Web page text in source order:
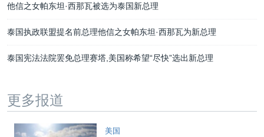
他信之女帕东坦·西那瓦被选为泰国新总理
泰国执政联盟提名前总理他信之女帕东坦·西那瓦为新总理
泰国宪法法院罢免总理赛塔,美国称希望“尽快”选出新总理
更多报道
美国